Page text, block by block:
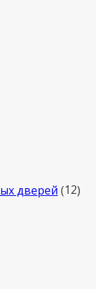
дверей 1212